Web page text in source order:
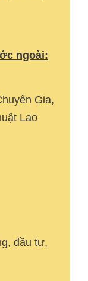
ngoài:
Gia,
Lao
đầu tư,